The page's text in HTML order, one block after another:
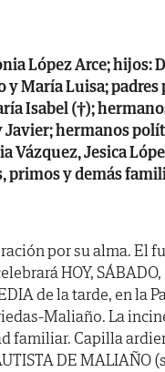
López Arce; hijos:
y María Luisa; padres
Isabel (†);
Javier; hermanos
Vázquez, Jesica
primos y demás
por su alma. El
HOY, SÁBADO,
de la tarde, en la
Maliaño. La
familiar. Capilla
DE MALIAÑO